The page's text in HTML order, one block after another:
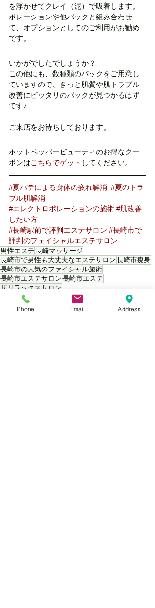
を浮かせてクレイ（泥）で吸着します。
ポレーションや他パックと組み合わせ
て、オプションとしてのご利用がお勧め
です。
いかがでしたでしょうか？
この他にも、数種類のパックをご用意し
ていますので、きっと肌質や肌トラブル
改善にピッタリのパックが見つかるはず
です♪
ご来店をお待ちしております。
ホットペッパービューティのお得なクー
ポンはこちらでゲット してください。
#夏バテによる身体の疲れ解消 #夏のトラ
ブル肌解消
#エレクトロポレーションの施術 #肌改善
したい方
#長崎駅前で評判エステサロン #長崎市で
評判のフェイシャルエステサロン
男性エステ長崎マッサージ
長崎市で男性も大丈夫なエステサロン長崎市痩身
長崎市の人気のファイシャル施術
長崎市エステサロン長崎市エステ
ザリラックスサロン
Phone Email Address